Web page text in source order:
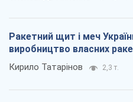
Ракетний щит і меч
виробництво власних
Кирило Татарінов 2,3 т.